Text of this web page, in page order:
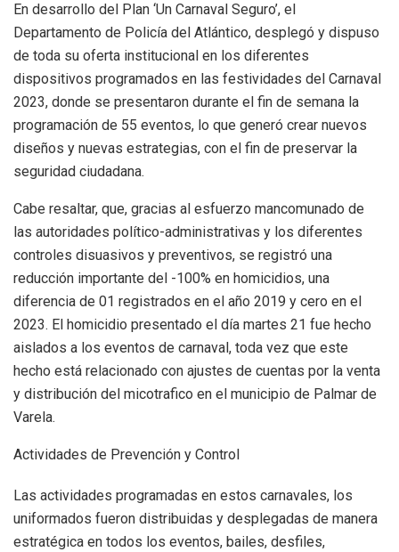
En desarrollo del Plan ‘Un Carnaval Seguro’, el
Departamento de Policía del Atlántico, desplegó y dispuso
de toda su oferta institucional en los diferentes
dispositivos programados en las festividades del Carnaval
2023, donde se presentaron durante el fin de semana la
programación de 55 eventos, lo que generó crear nuevos
diseños y nuevas estrategias, con el fin de preservar la
seguridad ciudadana.
Cabe resaltar, que, gracias al esfuerzo mancomunado de
las autoridades político-administrativas y los diferentes
controles disuasivos y preventivos, se registró una
reducción importante del -100% en homicidios, una
diferencia de 01 registrados en el año 2019 y cero en el
2023. El homicidio presentado el día martes 21 fue hecho
aislados a los eventos de carnaval, toda vez que este
hecho está relacionado con ajustes de cuentas por la venta
y distribución del micotrafico en el municipio de Palmar de
Varela.
Actividades de Prevención y Control
Las actividades programadas en estos carnavales, los
uniformados fueron distribuidas y desplegadas de manera
estratégica en todos los eventos, bailes, desfiles,